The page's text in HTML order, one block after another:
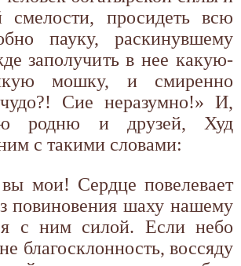
смелости, просидеть всю
пауку, раскинувшему
заполучить в нее какую-
мошку, и смиренно
Сие неразумно!» И,
родню и друзей, Худ
с такими словами:
мои! Сердце повелевает
повиновения шаху нашему
с ним силой. Если небо
благосклонность, воссяду